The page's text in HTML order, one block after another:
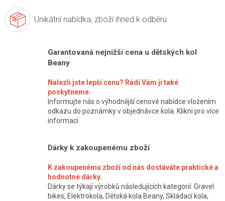
Unikátní nabídka, zboží ihned k odběru
Garantovaná nejnižší cena u dětských kol
Beany
Nalezli jste lepší cenu? Rádi Vám ji také
poskytneme.
Informujte nás o výhodnější cenové nabídce vložením
odkazu do poznámky v objednávce kola. Klikni pro více
informací.
Dárky k zakoupenému zboží
K zakoupenému zboží od nás dostáváte praktické a
hodnotné dárky.
Dárky se týkají výrobků následujících kategorií: Gravel
bikes, Elektrokola, Dětská kola Beany, Skládací kola,